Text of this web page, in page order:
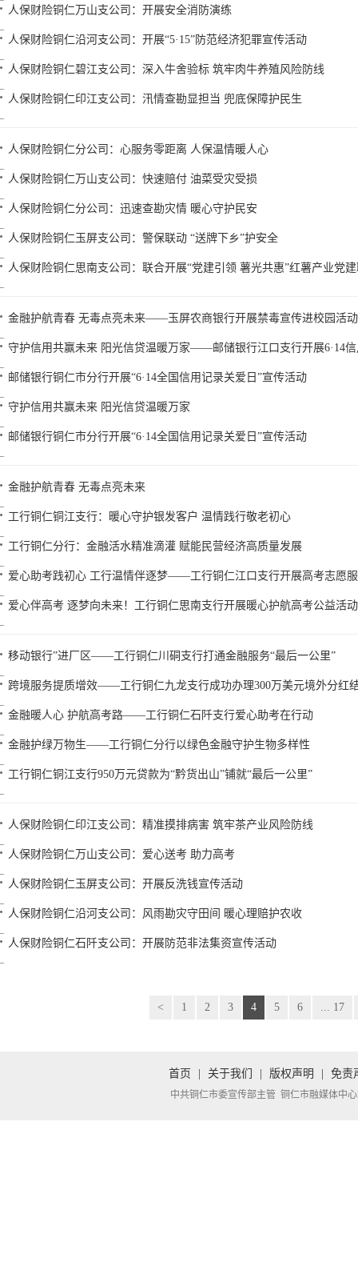
人保财险铜仁万山支公司：开展安全消防演练
人保财险铜仁沿河支公司：开展“5·15”防范经济犯罪宣传活动
人保财险铜仁碧江支公司：深入牛舍验标 筑牢肉牛养殖风险防线
人保财险铜仁印江支公司：汛情查勘显担当 兜底保障护民生
人保财险铜仁分公司：心服务零距离 人保温情暖人心
人保财险铜仁万山支公司：快速赔付 油菜受灾受损
人保财险铜仁分公司：迅速查勘灾情 暖心守护民安
人保财险铜仁玉屏支公司：警保联动 “送牌下乡”护安全
人保财险铜仁思南支公司：联合开展“党建引领 薯光共惠”红薯产业党
金融护航青春 无毒点亮未来——玉屏农商银行开展禁毒宣传进校园活动
守护信用共赢未来 阳光信贷温暖万家——邮储银行江口支行开展6·14
邮储银行铜仁市分行开展“6·14全国信用记录关爱日”宣传活动
守护信用共赢未来 阳光信贷温暖万家
邮储银行铜仁市分行开展“6·14全国信用记录关爱日”宣传活动
金融护航青春 无毒点亮未来
工行铜仁铜江支行：暖心守护银发客户 温情践行敬老初心
工行铜仁分行：金融活水精准滴灌 赋能民营经济高质量发展
爱心助考践初心 工行温情伴逐梦——工行铜仁江口支行开展高考志愿
爱心伴高考 逐梦向未来！工行铜仁思南支行开展暖心护航高考公益活动
移动银行”进厂区——工行铜仁川硐支行打通金融服务“最后一公里”
跨境服务提质增效——工行铜仁九龙支行成功办理300万美元境外分红
金融暖人心 护航高考路——工行铜仁石阡支行爱心助考在行动
金融护绿万物生——工行铜仁分行以绿色金融守护生物多样性
工行铜仁铜江支行950万元贷款为“黔货出山”铺就“最后一公里”
人保财险铜仁印江支公司：精准摸排病害 筑牢茶产业风险防线
人保财险铜仁万山支公司：爱心送考 助力高考
人保财险铜仁玉屏支公司：开展反洗钱宣传活动
人保财险铜仁沿河支公司：风雨勘灾守田间 暖心理赔护农收
人保财险铜仁石阡支公司：开展防范非法集资宣传活动
< 1 2 3 4 5 6 ... 17
首页 关于我们 版权声明 免责
中共铜仁市委宣传部主管 铜仁市融媒体中心